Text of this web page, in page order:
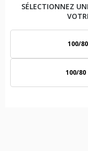
SÉLECTIONNEZ
100/
100/80